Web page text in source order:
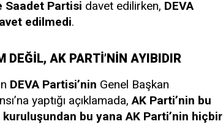
Saadet Partisi davet edilirken, DEVA
edilmedi.
DEĞİL, AK PARTİ’NİN AYIBIDIR
DEVA Partisi’nin Genel Başkan
yaptığı açıklamada,AK Parti’nin bu
kuruluşundan bu yana AK Parti’nin hiçbir